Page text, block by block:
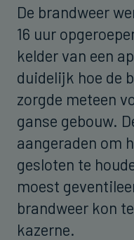
De brandweer
16 uur
kelder van een
duidelijk hoe de
zorgde meteen
ganse gebouw.
aangeraden om
gesloten te
moest
brandweer kon
kazerne.